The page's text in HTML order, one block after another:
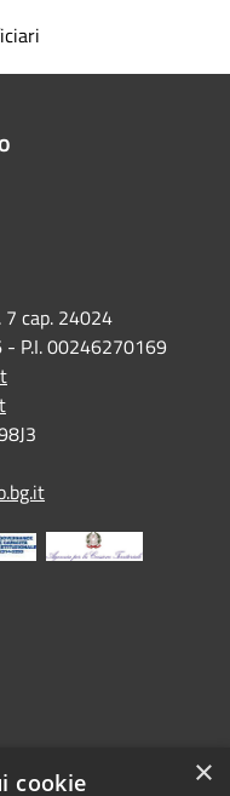
7 cap. 24024
P.I. 00246270169
×
cookie